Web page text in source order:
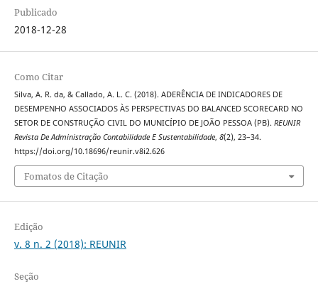
Publicado
2018-12-28
Como Citar
Silva, A. R. da, & Callado, A. L. C. (2018). ADERÊNCIA DE INDICADORES DE
DESEMPENHO ASSOCIADOS ÀS PERSPECTIVAS DO BALANCED SCORECARD NO
SETOR DE CONSTRUÇÃO CIVIL DO MUNICÍPIO DE JOÃO PESSOA (PB). REUNIR
Revista De Administração Contabilidade E Sustentabilidade, 8(2), 23–34.
https://doi.org/10.18696/reunir.v8i2.626
Fomatos de Citação
Edição
v. 8 n. 2 (2018): REUNIR
Seção